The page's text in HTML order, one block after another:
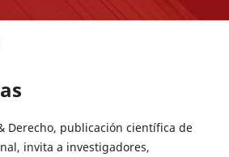
Derecho, publicación científica de
invita a investigadores,